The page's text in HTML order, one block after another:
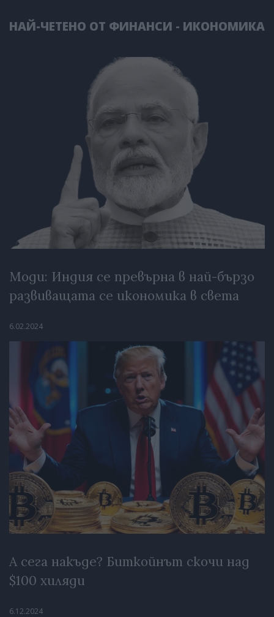
НАЙ-ЧЕТЕНО ОТ ФИНАНСИ - ИКОНОМИКА
Моди: Индия се превърна в най-бързо
развиващата се икономика в света
6.02.2024
А сега накъде? Биткойнът скочи над
$100 хиляди
6.12.2024